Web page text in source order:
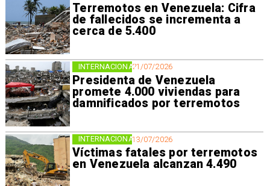
Terremotos en Venezuela: Cifra
de fallecidos se incrementa a
cerca de 5.400
21/07/2026
Presidenta de Venezuela
promete 4.000 viviendas para
damnificados por terremotos
INTERNACIONAL
13/07/2026
Víctimas fatales por terremotos
en Venezuela alcanzan 4.490
INTERNACIONAL